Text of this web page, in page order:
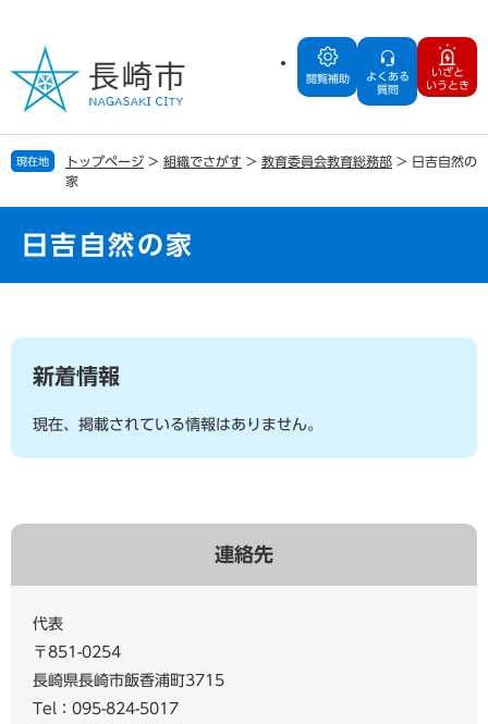
の
で
す
ー
ば
し
閲覧補助
よくある
質問
いざと
いうとき
現在地 トップページ > 組織でさがす > 教育委員会教育総務部 > 日吉自然の
家
日吉自然の家
文
新着情報
現在、掲載されている情報はありません。
連絡先
代表
〒851-0254
長崎県長崎市飯香浦町3715
Tel：095-824-5017